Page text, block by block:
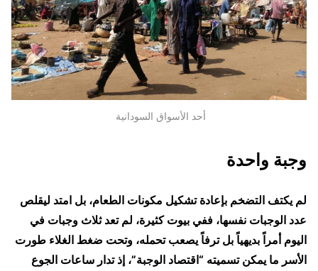
أحد الأسواق السودانية
وجبة واحدة
لم يكتف التضخم بإعادة تشكيل مكونات الطعام، بل امتد ليقلص
عدد الوجبات نفسها، ففي بيوت كثيرة، لم تعد ثلاث وجبات في
اليوم أمراً بديهياً بل ترفاً يصعب تحمله، وتحت ضغط الغلاء طورت
الأسر ما يمكن تسميته “اقتصاد الوجبة”، إذ تدار ساعات الجوع